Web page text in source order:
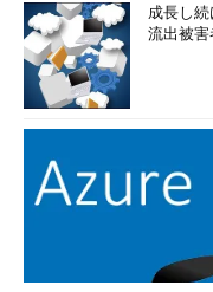
成長し
流出被